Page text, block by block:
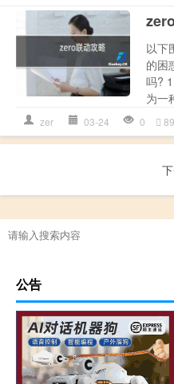
以下
的困
吗?
为一
zer 03-24 0 89
公告